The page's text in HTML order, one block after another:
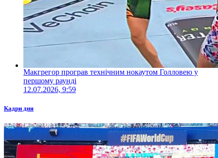
Макгрегор програв технічним нокаутом Голловею у
першому раунді
12.07.2026, 9:59
Кадри дня